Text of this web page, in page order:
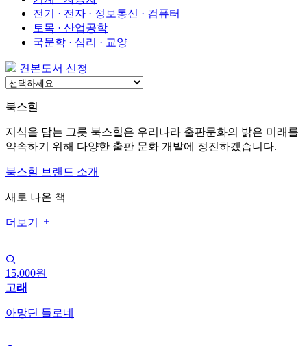
전기 · 전자 · 정보통신 · 컴퓨터
토목 · 산업공학
국문학 · 심리 · 교양
견본도서 신청
북스힐
지식을 담는 그릇 북스힐은 우리나라 출판문화의 밝은 미래를
약속하기 위해 다양한 출판 문화 개발에 정진하겠습니다.
북스힐 브랜드 소개
새로 나온 책
더보기
15,000원
고래
아망딘 들로네